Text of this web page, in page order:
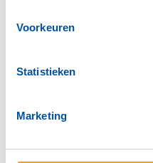
Voorkeuren
Statistieken
Marketing
26 april 2015:
4 maart 2015: Clublid Jan